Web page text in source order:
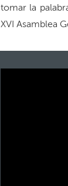
tomar la
XVI Asamblea